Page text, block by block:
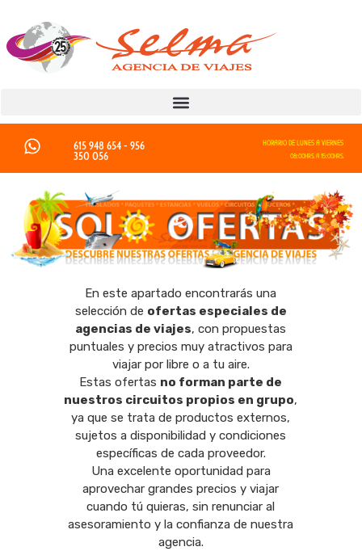
615 948 654 - 956
350 056
HORARIO DE LUNES A VIERNES
08:00HRS. A 15:00HRS.
En este apartado encontrarás una
selección de ofertas especiales de
agencias de viajes, con propuestas
puntuales y precios muy atractivos para
viajar por libre o a tu aire.
Estas ofertas no forman parte de
nuestros circuitos propios en grupo,
ya que se trata de productos externos,
sujetos a disponibilidad y condiciones
específicas de cada proveedor.
Una excelente oportunidad para
aprovechar grandes precios y viajar
cuando tú quieras, sin renunciar al
asesoramiento y la confianza de nuestra
agencia.